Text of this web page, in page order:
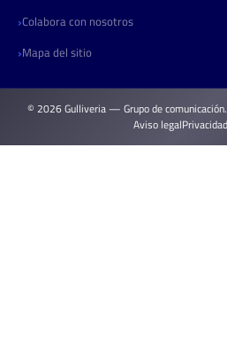
Colabora con nosotros
Mapa del sitio
© 2026 Gulliveria — Grupo de
Aviso legalPrivacidad